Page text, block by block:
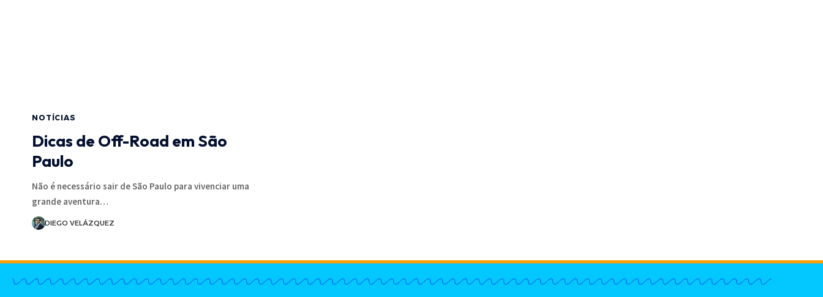
NOTÍCIAS
Dicas de Off-Road em São
Paulo
Não é necessário sair de São Paulo para vivenciar uma
grande aventura…
DIEGO VELÁZQUEZ